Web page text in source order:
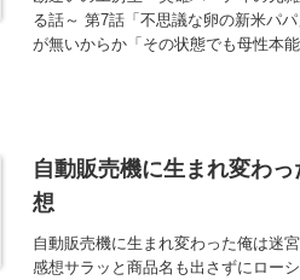
る話～ 第7話「不思議な卵の新米パ
が無いからか「その状態でも母性本
自動販売機に生まれ変わ
想
自動販売機に生まれ変わった俺は迷
感想サラッと商品名も出さずにロー